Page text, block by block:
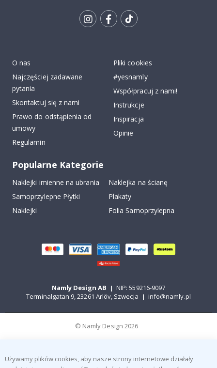
O nas
Najczęściej zadawane
pytania
Skontaktuj się z nami
Prawo do odstąpienia od
umowy
Regulamin
Pliki cookies
#yesnamly
Współpracuj z nami!
Instrukcje
Inspiracja
Opinie
Popularne Kategorie
Naklejki imienne na ubrania
Naklejka na ścianę
Samoprzylepne Płytki
Plakaty
Naklejki
Folia Samoprzylepna
Namly Design AB | NIP: 559216-9097
Terminalgatan 9, 23261 Arlöv, Szwecja | info@namly.pl
© Namly Design 2026
Używamy plików cookies, aby nasze strony internetowe działały